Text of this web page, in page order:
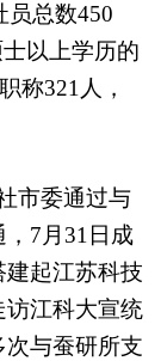
员总数450
以上学历的
称321 人，
市委通过与
7 月 31 日成
起江苏科技
访江科大宣统
与蚕研所支